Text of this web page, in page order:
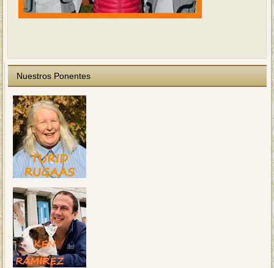
Nuestros Ponentes